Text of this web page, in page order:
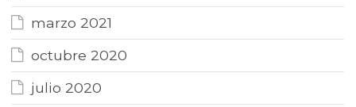
marzo 2021
octubre 2020
julio 2020